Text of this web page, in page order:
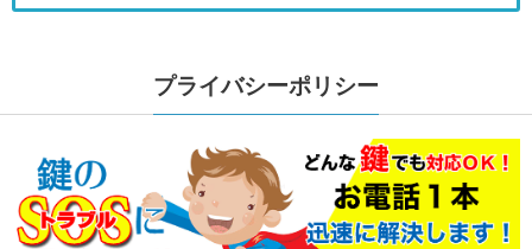
プライバシーポリシー